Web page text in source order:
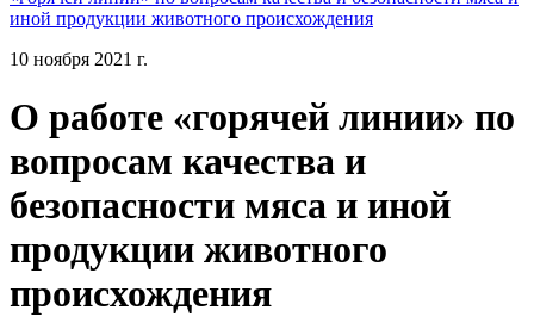
иной продукции животного происхождения
10 ноября 2021 г.
О работе «горячей линии» по
вопросам качества и
безопасности мяса и иной
продукции животного
происхождения